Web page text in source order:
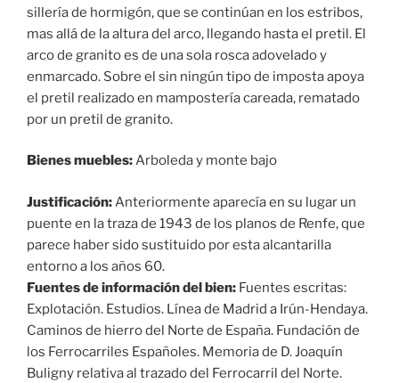
sillería de hormigón, que se continúan en los estribos,
mas allá de la altura del arco, llegando hasta el pretil. El
arco de granito es de una sola rosca adovelado y
enmarcado. Sobre el sin ningún tipo de imposta apoya
el pretil realizado en mampostería careada, rematado
por un pretil de granito.
Bienes muebles:Arboleda y monte bajo
Justificación:Anteriormente aparecía en su lugar un
puente en la traza de 1943 de los planos de Renfe, que
parece haber sido sustituido por esta alcantarilla
entorno a los años 60.
Fuentes de información del bien: Fuentes escritas:
Explotación. Estudios. Línea de Madrid a Irún-Hendaya.
Caminos de hierro del Norte de España. Fundación de
los Ferrocarriles Españoles. Memoria de D. Joaquín
Buligny relativa al trazado del Ferrocarril del Norte.